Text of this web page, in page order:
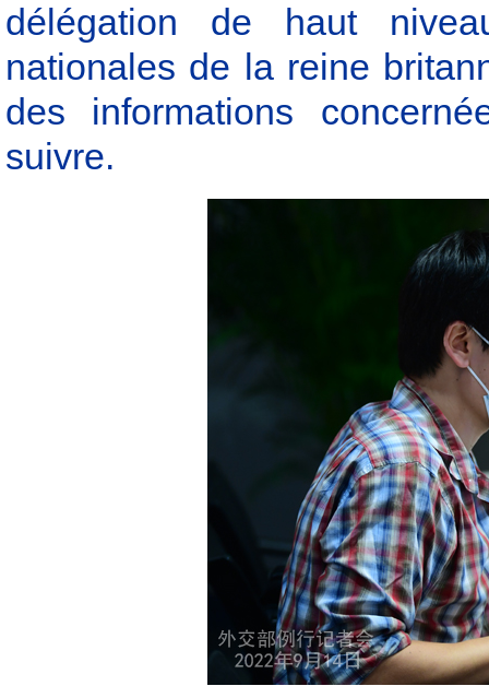
délégation de haut
nationales de la reine
des informations
suivre.